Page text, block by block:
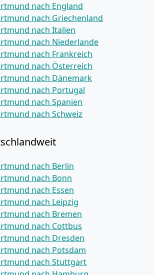
nach England
nach Griechenland
nach Italien
nach Niederlande
nach Frankreich
nach Österreich
nach Dänemark
nach Portugal
nach Spanien
nach Schweiz
nach Berlin
nach Bonn
nach Essen
nach Leipzig
nach Bremen
nach Cottbus
nach Dresden
nach Potsdam
nach Stuttgart